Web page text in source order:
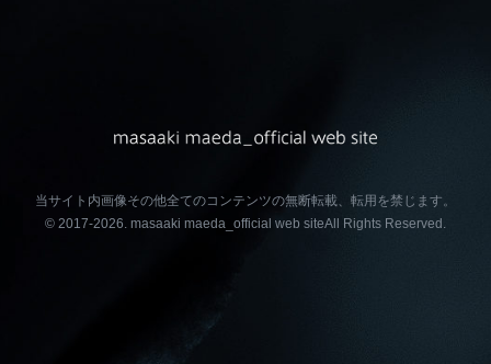
当サイト内画像その他全てのコンテンツの無断転載、転用を禁じます。
© 2017-2026. masaaki maeda_official web siteAll Rights Reserved.